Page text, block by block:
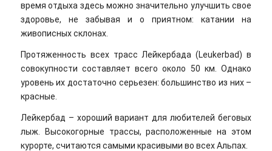
время отдыха здесь можно значительно улучшить свое
здоровье, не забывая и о приятном: катании на
живописных склонах.
Протяженность всех трасс Лейкербада (Leukerbad) в
совокупности составляет всего около 50 км. Однако
уровень их достаточно серьезен: большинство из них –
красные.
Лейкербад – хороший вариант для любителей беговых
лыж. Высокогорные трассы, расположенные на этом
курорте, считаются самыми красивыми во всех Альпах.